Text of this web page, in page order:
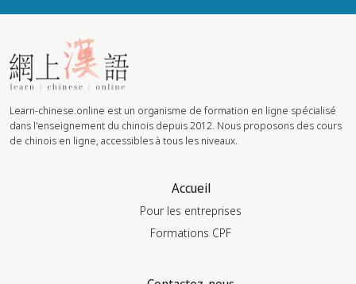
Learn-chinese.online est un organisme de formation en ligne spécialisé
dans l'enseignement du chinois depuis 2012. Nous proposons des cours
de chinois en ligne, accessibles à tous les niveaux.
Accueil
Pour les entreprises
Formations CPF